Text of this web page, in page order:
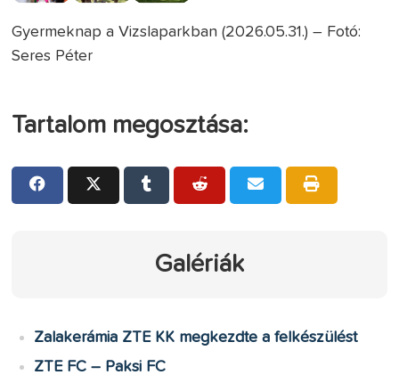
Gyermeknap a Vizslaparkban (2026.05.31.) – Fotó:
Seres Péter
Tartalom megosztása:
Galériák
Zalakerámia ZTE KK megkezdte a felkészülést
ZTE FC – Paksi FC